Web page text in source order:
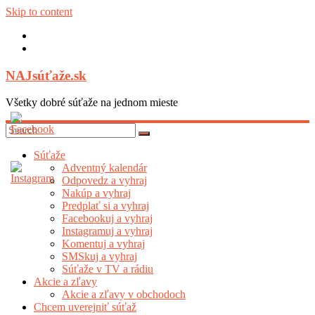
Skip to content
NAJsúťaže.sk
Všetky dobré súťaže na jednom mieste
Súťaže
Adventný kalendár
Odpovedz a vyhraj
Nakúp a vyhraj
Predplať si a vyhraj
Facebookuj a vyhraj
Instagramuj a vyhraj
Komentuj a vyhraj
SMSkuj a vyhraj
Súťaže v TV a rádiu
Akcie a zľavy
Akcie a zľavy v obchodoch
Chcem uverejniť súťaž